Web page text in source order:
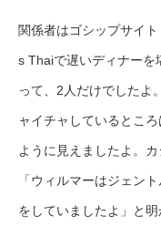
関係者はゴシップサイ
s Thaiで遅いディナーを
って、2人だけでしたよ
ャイチャしているとこ
ように見えましたよ。
「ウィルマーはジェン
をしていましたよ」と明